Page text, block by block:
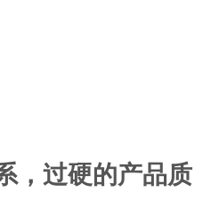
，过硬的产品质